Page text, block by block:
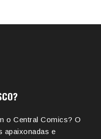
o Central Comics? O
apaixonadas e